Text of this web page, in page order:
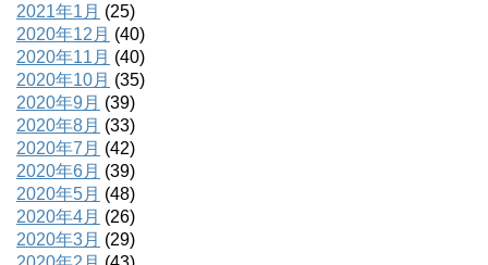
2021年1月 (25)
2020年12月 (40)
2020年11月 (40)
2020年10月 (35)
2020年9月 (39)
2020年8月 (33)
2020年7月 (42)
2020年6月 (39)
2020年5月 (48)
2020年4月 (26)
2020年3月 (29)